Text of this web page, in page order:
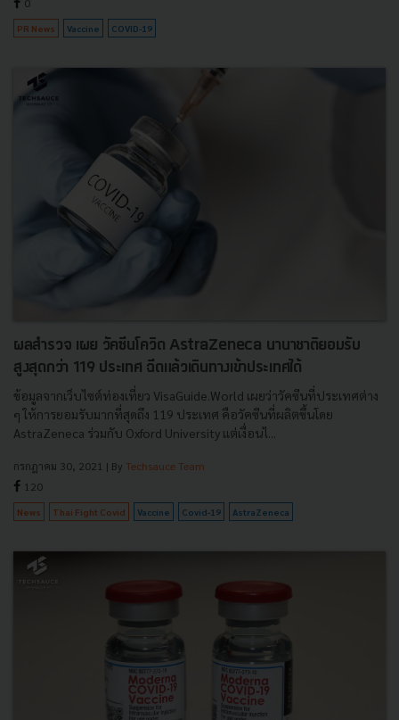
0
PR News Vaccine COVID-19
ผลสำรวจ เผย วัคซีนโควิด AstraZeneca นานาชาติยอมรับ
สูงสุดกว่า 119 ประเทศ ฉีดแล้วเดินทางเข้าประเทศได้
ข้อมูลจากเว็บไซต์ท่องเที่ยว VisaGuide.World เผยว่าวัคซีนที่ประเทศต่าง
ๆ ให้การยอมรับมากที่สุดถึง 119 ประเทศ คือวัคซีนที่ผลิตขึ้นโดย
AstraZeneca ร่วมกับ Oxford University แต่เงื่อนไ...
กรกฎาคม 30, 2021 | By Techsauce Team
120
News Thai Fight Covid Vaccine Covid-19 AstraZeneca